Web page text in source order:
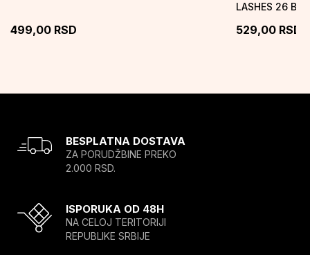
499,00 RSD
LASHES 26
529,00 RSD
BESPLATNA DOSTAVA
ZA PORUDŽBINE PREKO
2.000 RSD.
ISPORUKA OD 48H
NA CELOJ TERITORIJI
REPUBLIKE SRBIJE